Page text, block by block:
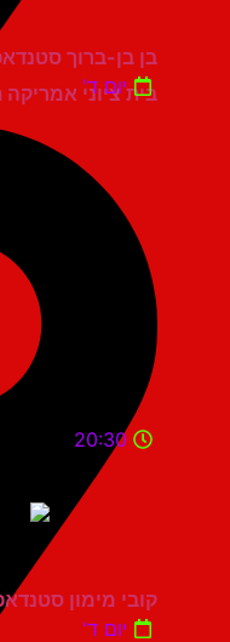
בית ציוני אמריקה תל
בן בן-ברוך סטנדאפ
יום ד'
20:30
קובי מימון סטנדאפ
יום ד'